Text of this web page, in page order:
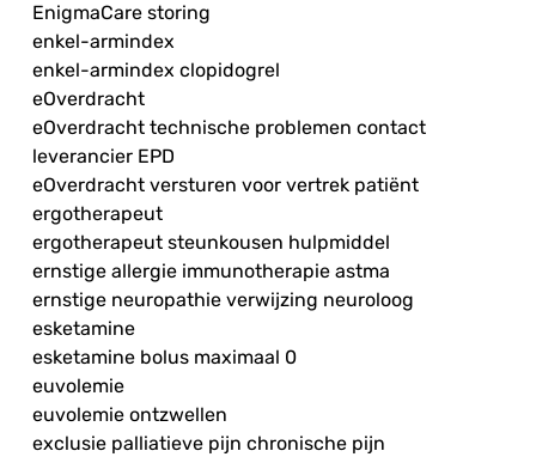
EnigmaCare storing
enkel-armindex
enkel-armindex clopidogrel
eOverdracht
eOverdracht technische problemen contact
leverancier EPD
eOverdracht versturen voor vertrek patiënt
ergotherapeut
ergotherapeut steunkousen hulpmiddel
ernstige allergie immunotherapie astma
ernstige neuropathie verwijzing neuroloog
esketamine
esketamine bolus maximaal 0
euvolemie
euvolemie ontzwellen
exclusie palliatieve pijn chronische pijn